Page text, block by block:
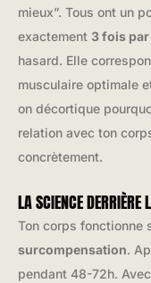
mieux”. Tous ont un
exactement 3 fois
hasard. Elle
musculaire optimale
on décortique
relation avec ton
concrètement.
LA SCIENCE DERRIÈRE
Ton corps fonctionne
surcompensation.
pendant 48-72h.